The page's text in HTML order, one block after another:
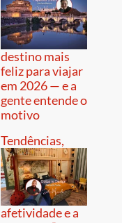
destino mais
feliz para viajar
em 2026 — e a
gente entende o
motivo
Tendências,
afetividade e a